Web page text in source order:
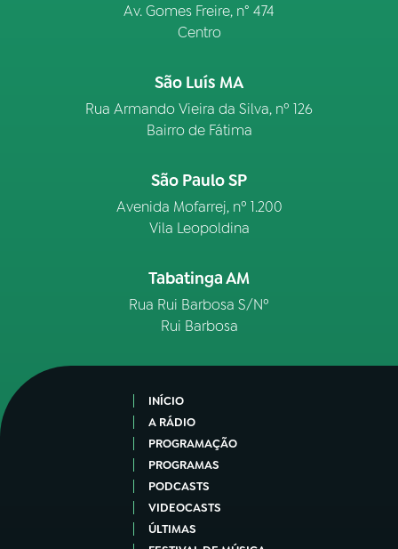
Av. Gomes Freire, n° 474
Centro
São Luís MA
Rua Armando Vieira da Silva, nº 126
Bairro de Fátima
São Paulo SP
Avenida Mofarrej, nº 1.200
Vila Leopoldina
Tabatinga AM
Rua Rui Barbosa S/Nº
Rui Barbosa
INÍCIO
A RÁDIO
PROGRAMAÇÃO
PROGRAMAS
PODCASTS
VIDEOCASTS
ÚLTIMAS